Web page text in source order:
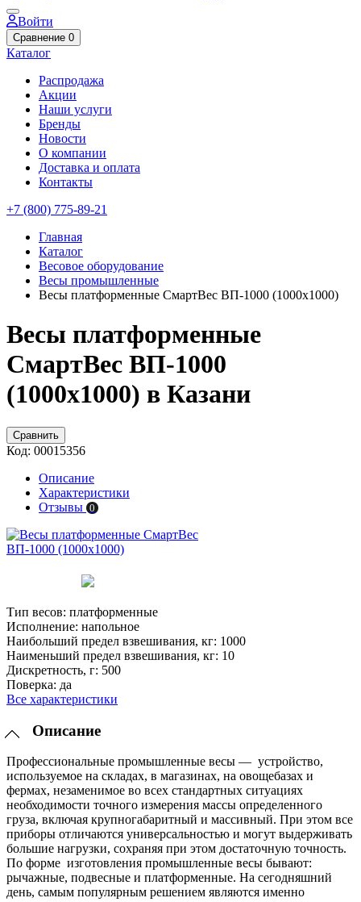
Войти
Сравнение 0
Каталог
Распродажа
Акции
Наши услуги
Бренды
Новости
О компании
Доставка и оплата
Контакты
+7 (800) 775-89-21
Главная
Каталог
Весовое оборудование
Весы промышленные
Весы платформенные СмартВес ВП-1000 (1000x1000)
Весы платформенные
СмартВес ВП-1000
(1000x1000) в Казани
Сравнить
Код: 00015356
Описание
Характеристики
Отзывы 0
Тип весов: платформенные
Исполнение: напольное
Наибольший предел взвешивания, кг: 1000
Наименьший предел взвешивания, кг: 10
Дискретность, г: 500
Поверка: да
Все характеристики
Описание
Профессиональные промышленные весы — устройство,
используемое на складах, в магазинах, на овощебазах и
фермах, незаменимое во всех стандартных ситуациях
необходимости точного измерения массы определенного
груза, включая крупногабаритный и массивный. При этом все
приборы отличаются универсальностью и могут выдерживать
большие нагрузки, сохраняя при этом достаточную точность.
По форме изготовления промышленные весы бывают:
рычажные, подвесные и платформенные. На сегодняшний
день, самым популярным решением являются именно